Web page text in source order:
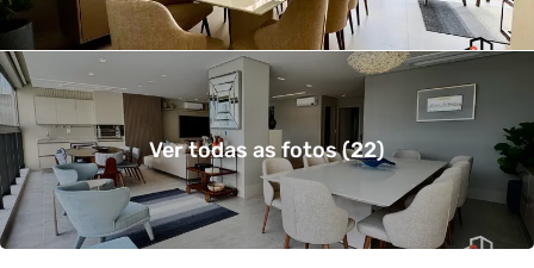
Ver todas as fotos (22)